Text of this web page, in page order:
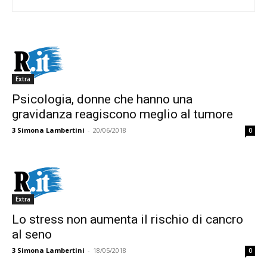
Extra
Psicologia, donne che hanno una
gravidanza reagiscono meglio al tumore
3 Simona Lambertini - 20/06/2018 0
Extra
Lo stress non aumenta il rischio di cancro
al seno
3 Simona Lambertini - 18/05/2018 0